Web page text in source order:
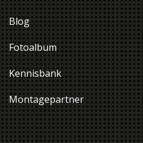
Blog
Fotoalbum
Kennisbank
Montagepartner